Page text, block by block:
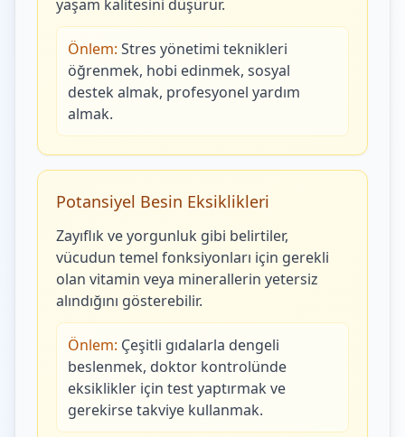
yaşam kalitesini düşürür.
Önlem: Stres yönetimi teknikleri
öğrenmek, hobi edinmek, sosyal
destek almak, profesyonel yardım
almak.
Potansiyel Besin Eksiklikleri
Zayıflık ve yorgunluk gibi belirtiler,
vücudun temel fonksiyonları için gerekli
olan vitamin veya minerallerin yetersiz
alındığını gösterebilir.
Önlem: Çeşitli gıdalarla dengeli
beslenmek, doktor kontrolünde
eksiklikler için test yaptırmak ve
gerekirse takviye kullanmak.